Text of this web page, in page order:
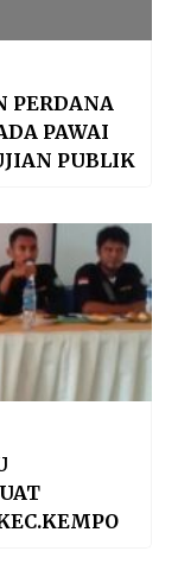
PERDANA
PAWAI
PUBLIK